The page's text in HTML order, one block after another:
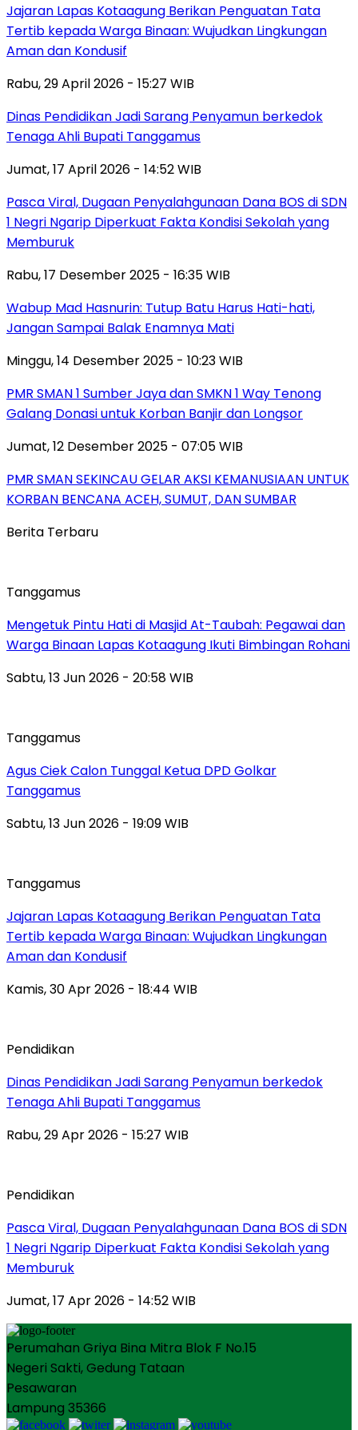
Jajaran Lapas Kotaagung Berikan Penguatan Tata
Tertib kepada Warga Binaan: Wujudkan Lingkungan
Aman dan Kondusif
Rabu, 29 April 2026 - 15:27 WIB
Dinas Pendidikan Jadi Sarang Penyamun berkedok
Tenaga Ahli Bupati Tanggamus
Jumat, 17 April 2026 - 14:52 WIB
Pasca Viral, Dugaan Penyalahgunaan Dana BOS di SDN
1 Negri Ngarip Diperkuat Fakta Kondisi Sekolah yang
Memburuk
Rabu, 17 Desember 2025 - 16:35 WIB
Wabup Mad Hasnurin: Tutup Batu Harus Hati-hati,
Jangan Sampai Balak Enamnya Mati
Minggu, 14 Desember 2025 - 10:23 WIB
PMR SMAN 1 Sumber Jaya dan SMKN 1 Way Tenong
Galang Donasi untuk Korban Banjir dan Longsor
Jumat, 12 Desember 2025 - 07:05 WIB
PMR SMAN SEKINCAU GELAR AKSI KEMANUSIAAN UNTUK
KORBAN BENCANA ACEH, SUMUT, DAN SUMBAR
Berita Terbaru
Tanggamus
Mengetuk Pintu Hati di Masjid At-Taubah: Pegawai dan
Warga Binaan Lapas Kotaagung Ikuti Bimbingan Rohani
Sabtu, 13 Jun 2026 - 20:58 WIB
Tanggamus
Agus Ciek Calon Tunggal Ketua DPD Golkar
Tanggamus
Sabtu, 13 Jun 2026 - 19:09 WIB
Tanggamus
Jajaran Lapas Kotaagung Berikan Penguatan Tata
Tertib kepada Warga Binaan: Wujudkan Lingkungan
Aman dan Kondusif
Kamis, 30 Apr 2026 - 18:44 WIB
Pendidikan
Dinas Pendidikan Jadi Sarang Penyamun berkedok
Tenaga Ahli Bupati Tanggamus
Rabu, 29 Apr 2026 - 15:27 WIB
Pendidikan
Pasca Viral, Dugaan Penyalahgunaan Dana BOS di SDN
1 Negri Ngarip Diperkuat Fakta Kondisi Sekolah yang
Memburuk
Jumat, 17 Apr 2026 - 14:52 WIB
Perumahan Griya Bina Mitra Blok F No.15
Negeri Sakti, Gedung Tataan
Pesawaran
Lampung 35366